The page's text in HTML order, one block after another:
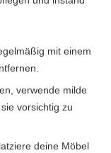
mit einem
verwende milde
vorsichtig zu
deine Möbel